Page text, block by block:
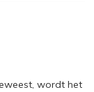
wordt het